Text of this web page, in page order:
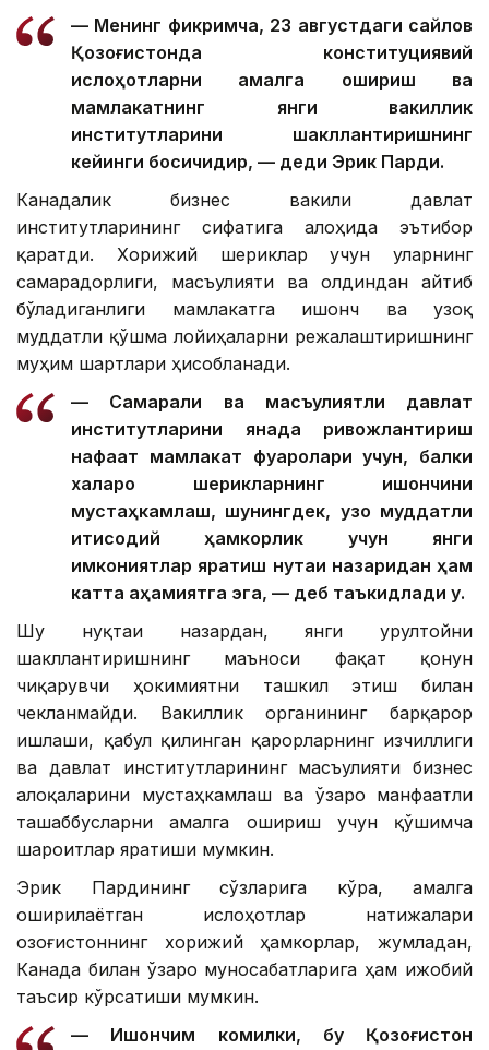
— Менинг фикримча, 23 августдаги сайлов
Қозоғистонда конституциявий
ислоҳотларни амалга ошириш ва
мамлакатнинг янги вакиллик
институтларини шакллантиришнинг
кейинги босқичидир, — деди Эрик Парди.
Канадалик бизнес вакили давлат
институтларининг сифатига алоҳида эътибор
қаратди. Хорижий шериклар учун уларнинг
самарадорлиги, масъулияти ва олдиндан айтиб
бўладиганлиги мамлакатга ишонч ва узоқ
муддатли қўшма лойиҳаларни режалаштиришнинг
муҳим шартлари ҳисобланади.
— Самарали ва масъулиятли давлат
институтларини янада ривожлантириш
нафақат мамлакат фуқаролари учун, балки
халқаро шерикларнинг ишончини
мустаҳкамлаш, шунингдек, узоқ муддатли
иқтисодий ҳамкорлик учун янги
имкониятлар яратиш нуқтаи назаридан ҳам
катта аҳамиятга эга, — деб таъкидлади у.
Шу нуқтаи назардан, янги Қурултойни
шакллантиришнинг маъноси фақат қонун
чиқарувчи ҳокимиятни ташкил этиш билан
чекланмайди. Вакиллик органининг барқарор
ишлаши, қабул қилинган қарорларнинг изчиллиги
ва давлат институтларининг масъулияти бизнес
алоқаларини мустаҳкамлаш ва ўзаро манфаатли
ташаббусларни амалга ошириш учун қўшимча
шароитлар яратиши мумкин.
Эрик Пардининг сўзларига кўра, амалга
оширилаётган ислоҳотлар натижалари
Қозоғистоннинг хорижий ҳамкорлар, жумладан,
Канада билан ўзаро муносабатларига ҳам ижобий
таъсир кўрсатиши мумкин.
— Ишончим комилки, бу Қозоғистон